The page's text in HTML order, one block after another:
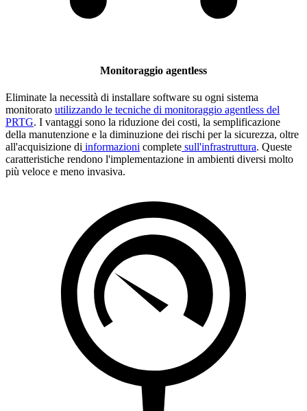
Monitoraggio agentless
Eliminate la necessità di installare software su ogni sistema
monitorato utilizzando le tecniche di monitoraggio agentless del
PRTG. I vantaggi sono la riduzione dei costi, la semplificazione
della manutenzione e la diminuzione dei rischi per la sicurezza, oltre
all'acquisizione di informazioni complete sull'infrastruttura. Queste
caratteristiche rendono l'implementazione in ambienti diversi molto
più veloce e meno invasiva.